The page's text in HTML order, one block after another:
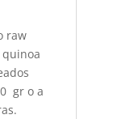
raw
quinoa
gr o a